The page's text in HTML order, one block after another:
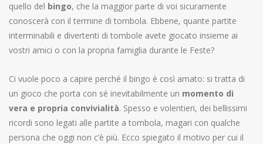
quello del bingo, che la maggior parte di voi sicuramente
conoscerà con il termine di tombola. Ebbene, quante partite
interminabili e divertenti di tombole avete giocato insieme ai
vostri amici o con la propria famiglia durante le Feste?
Ci vuole poco a capire perché il bingo è così amato: si tratta di
un gioco che porta con sé inevitabilmente un momento di
vera e propria convivialità. Spesso e volentieri, dei bellissimi
ricordi sono legati alle partite a tombola, magari con qualche
persona che oggi non c’è più. Ecco spiegato il motivo per cui il